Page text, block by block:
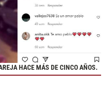
HACE MÁS DE CINCO AÑOS.